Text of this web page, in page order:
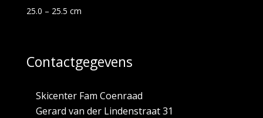
25.0 – 25.5 cm
Contactgegevens
Skicenter Fam Coenraad
Gerard van der Lindenstraat 31